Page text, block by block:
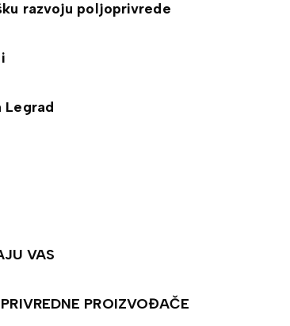
razvoju poljoprivrede
i
Legrad
VAS
PROIZVOĐAČE